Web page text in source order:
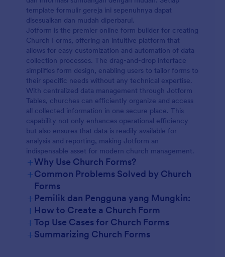
template formulir gereja ini sepenuhnya dapat
disesuaikan dan mudah diperbarui.
Jotform is the premier online form builder for creating
Church Forms, offering an intuitive platform that
allows for easy customization and automation of data
collection processes. The drag-and-drop interface
simplifies form design, enabling users to tailor forms to
their specific needs without any technical expertise.
With centralized data management through Jotform
Tables, churches can efficiently organize and access
all collected information in one secure place. This
capability not only enhances operational efficiency
but also ensures that data is readily available for
analysis and reporting, making Jotform an
indispensable asset for modern church management.
+Why Use Church Forms?
+Common Problems Solved by Church
Forms
+Pemilik dan Pengguna yang Mungkin:
+How to Create a Church Form
+Top Use Cases for Church Forms
For Managers
+Summarizing Church Forms